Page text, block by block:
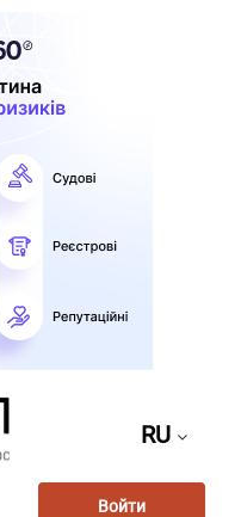
RU
Войти